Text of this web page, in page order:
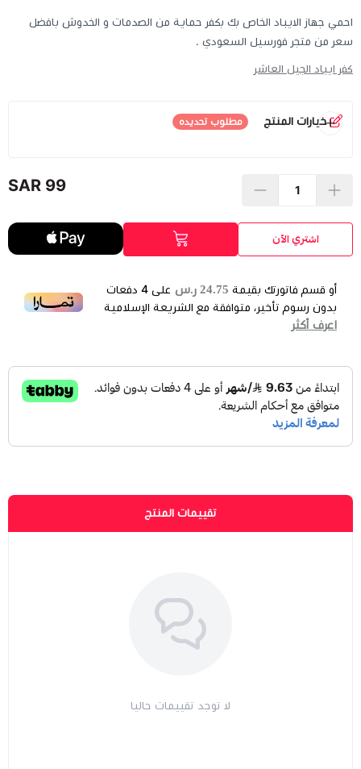
احمي جهاز الايباد الخاص بك بكفر حماية من الصدمات و الخدوش بافضل
سعر من متجر فورسيل السعودي .
كفر ايباد الجيل العاشر
خيارات المنتج مطلوب تحديده
99 SAR
اشتري الآن
أو قسم فاتورتك بقيمة24.75 ر.س على 4دفعات
بدون رسوم تأخير، متوافقة مع الشريعة الإسلامية
اعرف أكثر
تقييمات المنتج
لا توجد تقييمات حاليا